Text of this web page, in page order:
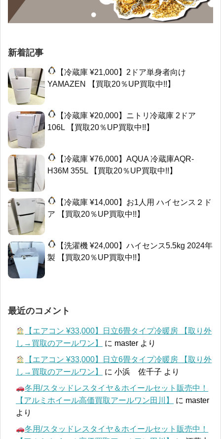
新着記事
【冷蔵庫 ¥21,000】2ドア単身者向け
YAMAZEN 【買取20％UP買取中!!】
【冷蔵庫 ¥20,000】ニトリ冷蔵庫 2ドア
106L 【買取20％UP買取中!!】
【冷蔵庫 ¥76,000】AQUA 冷蔵庫AQR-
H36M 355L 【買取20％UP買取中!!】
【冷蔵庫 ¥14,000】お1人用 ハイセンス２ド
ア 【買取20％UP買取中!!】
【洗濯機 ¥24,000】ハイセンス5.5kg 2024年
製 【買取20％UP買取中!!】
最近のコメント
【エアコン ¥33,000】日立6畳タイプ冷暖房 【取り外
し→買取のアールワン】
に master より
【エアコン ¥33,000】日立6畳タイプ冷暖房 【取り外
し→買取のアールワン】
に 小浜 佐千子 より
冬用/スタッドレスタイヤ＆ホイールセット販売中！
【アルミホイール高価買取アールワン田川】
に master
より
冬用/スタッドレスタイヤ＆ホイールセット販売中！